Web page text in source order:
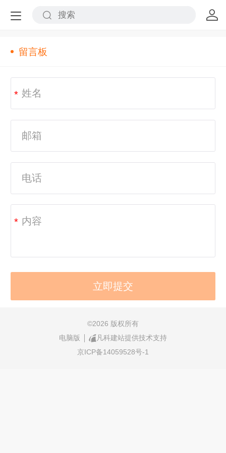
留言板
*
*
©2026 版权所有
电脑版
凡科建站提供技术支持
京ICP备14059528号-1